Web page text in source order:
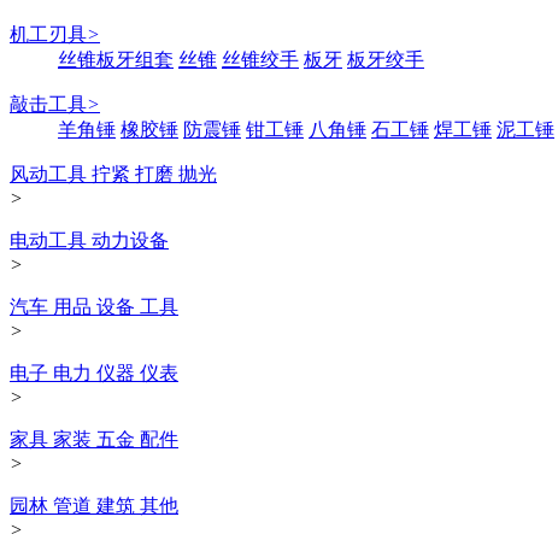
机工刃具>
丝锥板牙组套 丝锥 丝锥绞手 板牙 板牙绞手
敲击工具>
羊角锤 橡胶锤 防震锤 钳工锤 八角锤 石工锤 焊工锤 泥工锤
风动工具 拧紧 打磨 抛光
>
电动工具 动力设备
>
汽车 用品 设备 工具
>
电子 电力 仪器 仪表
>
家具 家装 五金 配件
>
园林 管道 建筑 其他
>